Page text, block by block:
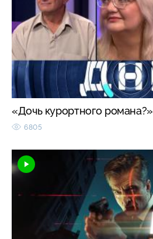
«Дочь курортного романа?»
6805